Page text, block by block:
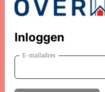
Inloggen
E-mailadres